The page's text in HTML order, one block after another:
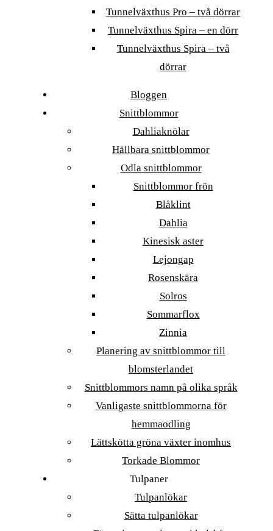
Tunnelväxthus Pro – två dörrar
Tunnelväxthus Spira – en dörr
Tunnelväxthus Spira – två
dörrar
Bloggen
Snittblommor
Dahliaknölar
Hållbara snittblommor
Odla snittblommor
Snittblommor frön
Blåklint
Dahlia
Kinesisk aster
Lejongap
Rosenskära
Solros
Sommarflox
Zinnia
Planering av snittblommor till
blomsterlandet
Snittblommors namn på olika språk
Vanligaste snittblommorna för
hemmaodling
Lättskötta gröna växter inomhus
Torkade Blommor
Tulpaner
Tulpanlökar
Sätta tulpanlökar